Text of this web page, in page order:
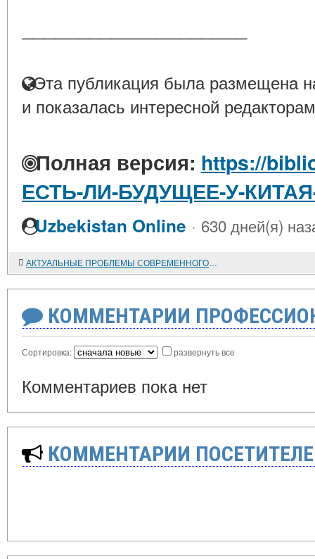
Эта публикация была размещена
и показалась интересной
Полная версия: https://
ЕСТЬ-ЛИ-БУДУЩЕЕ-У-
Uzbekistan Online · 630 дней(я)
АКТУАЛЬНЫЕ ПРОБЛЕМЫ СОВРЕМЕННОГО КАВКАЗОВЕДЕНИЯ
КОММЕНТАРИИ
Сортировка: развернуть все
Комментариев пока нет
КОММЕНТАРИИ